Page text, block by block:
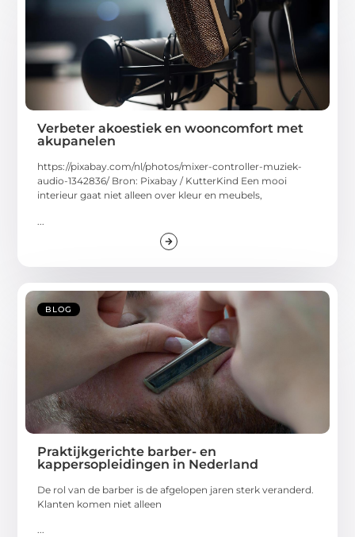
Verbeter akoestiek en wooncomfort met
akupanelen
https://pixabay.com/nl/photos/mixer-controller-muziek-
audio-1342836/ Bron: Pixabay / KutterKind Een mooi
interieur gaat niet alleen over kleur en meubels,
BLOG
Praktijkgerichte barber- en
kappersopleidingen in Nederland
De rol van de barber is de afgelopen jaren sterk veranderd.
Klanten komen niet alleen
...